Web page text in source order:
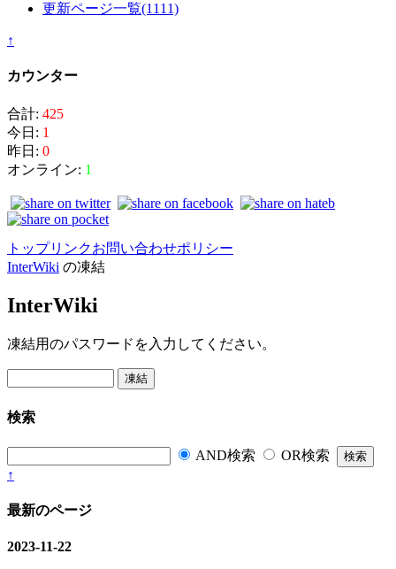
更新ページ一覧(1111)
↑
カウンター
合計: 425
今日: 1
昨日: 0
オンライン: 1
トップリンクお問い合わせポリシー
InterWiki の凍結
InterWiki
凍結用のパスワードを入力してください。
検索
AND検索
OR検索
↑
最新のページ
2023-11-22